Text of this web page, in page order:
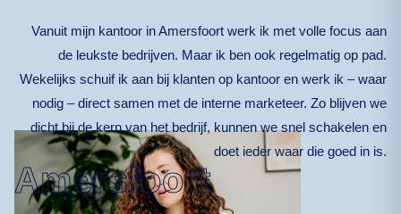
Vanuit mijn kantoor in Amersfoort werk ik met volle focus aan
de leukste bedrijven. Maar ik ben ook regelmatig op pad.
Wekelijks schuif ik aan bij klanten op kantoor en werk ik – waar
nodig – direct samen met de interne marketeer. Zo blijven we
dicht bij de kern van het bedrijf, kunnen we snel schakelen en
doet ieder waar die goed in is.
Amersfoort